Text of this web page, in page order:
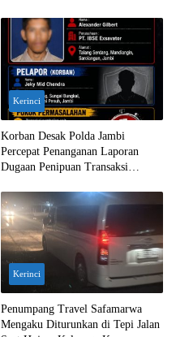
Kerinci
Korban Desak Polda Jambi
Percepat Penanganan Laporan
Dugaan Penipuan Transaksi
Kerinci
Penumpang Travel Safamarwa
Mengaku Diturunkan di Tepi Jalan